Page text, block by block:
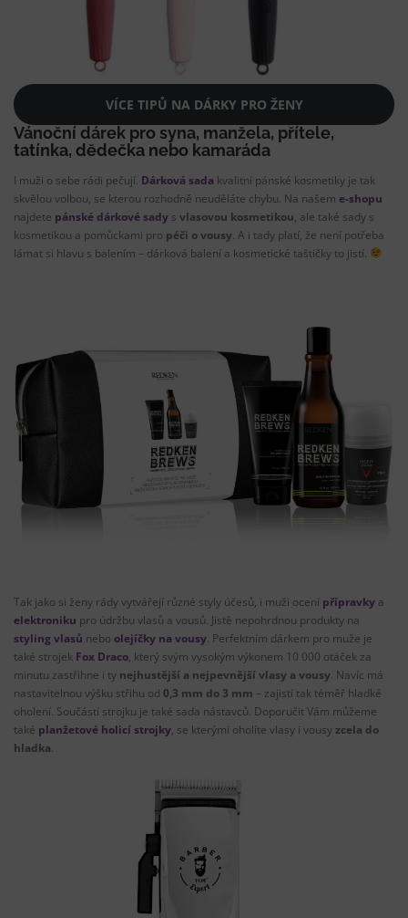
VÍCE TIPŮ NA DÁRKY PRO ŽENY
Vánoční dárek pro syna, manžela, přítele,
tatínka, dědečka nebo kamaráda
I muži o sebe rádi pečují. Dárková sada kvalitní pánské kosmetiky je tak
skvělou volbou, se kterou rozhodně neuděláte chybu. Na našem e-shopu
najdete pánské dárkové sady s vlasovou kosmetikou, ale také sady s
kosmetikou a pomůckami pro péči o vousy. A i tady platí, že není potřeba
lámat si hlavu s balením – dárková balení a kosmetické taštičky to jistí.
Tak jako si ženy rády vytvářejí různé styly účesů, i muži ocení přípravky a
elektroniku pro údržbu vlasů a vousů. Jistě nepohrdnou produkty na
styling vlasů nebo olejíčky na vousy. Perfektním dárkem pro muže je
také strojek Fox Draco, který svým vysokým výkonem 10 000 otáček za
minutu zastřihne i ty nejhustější a nejpevnější vlasy a vousy. Navíc má
nastavitelnou výšku střihu od 0,3 mm do 3 mm – zajistí tak téměř hladké
oholení. Součástí strojku je také sada nástavců. Doporučit Vám můžeme
také planžetové holicí strojky, se kterými oholíte vlasy i vousyzcela do
hladka.